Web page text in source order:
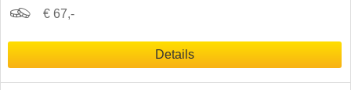
€ 67,-
Details